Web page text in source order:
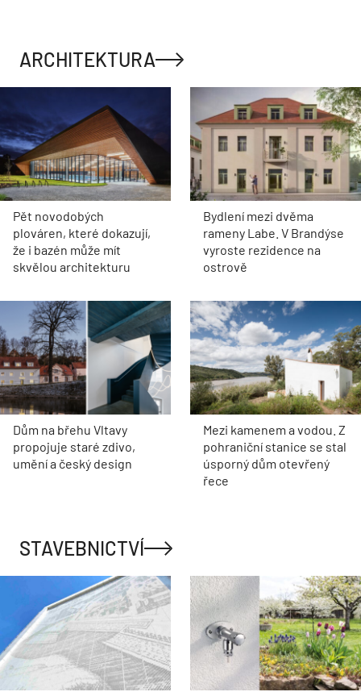
ARCHITEKTURA
Pět novodobých
plováren, které dokazují,
že i bazén může mít
skvělou architekturu
Bydlení mezi dvěma
rameny Labe. V Brandýse
vyroste rezidence na
ostrově
Dům na břehu Vltavy
propojuje staré zdivo,
umění a český design
Mezi kamenem a vodou. Z
pohraniční stanice se stal
úsporný dům otevřený
řece
STAVEBNICTVÍ